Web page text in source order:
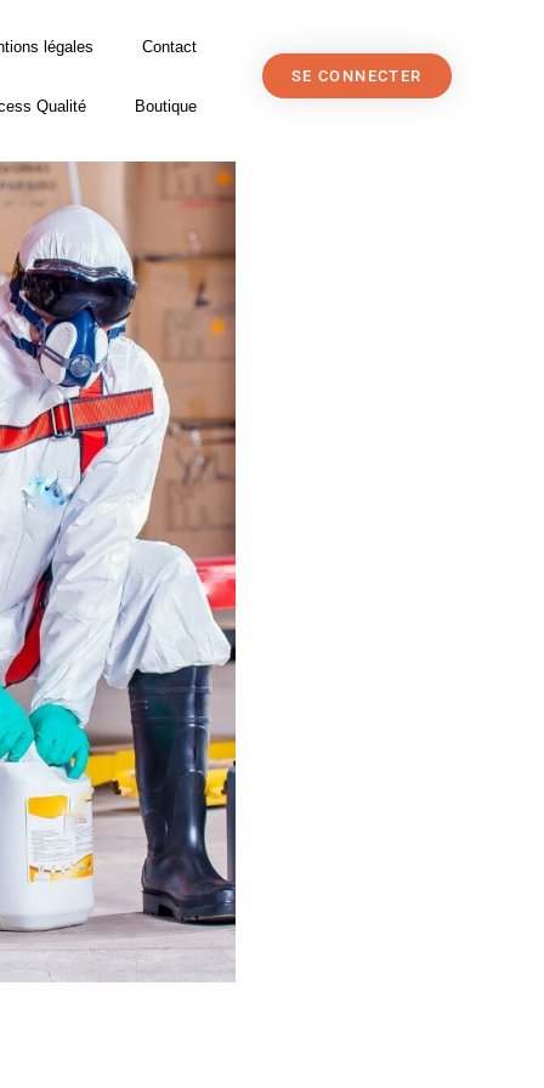
légales Contact
Qualité Boutique
SE CONNECTER